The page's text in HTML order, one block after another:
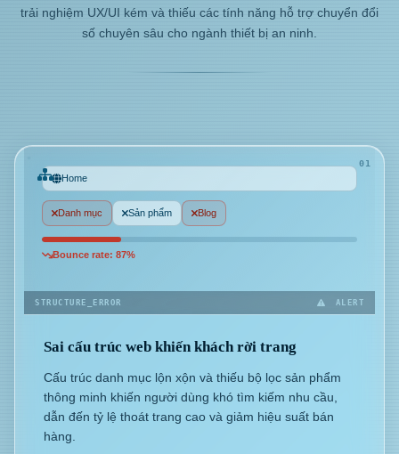
trải nghiệm UX/UI kém và thiếu các tính năng hỗ trợ chuyển đổi
số chuyên sâu cho ngành thiết bị an ninh.
01
STRUCTURE_ERROR ALERT
Home
Danh mục Sản phẩm Blog
Bounce rate: 87%
Sai cấu trúc web khiến khách rời trang
Cấu trúc danh mục lộn xộn và thiếu bộ lọc sản phẩm
thông minh khiến người dùng khó tìm kiếm nhu cầu,
dẫn đến tỷ lệ thoát trang cao và giảm hiệu suất bán
hàng.